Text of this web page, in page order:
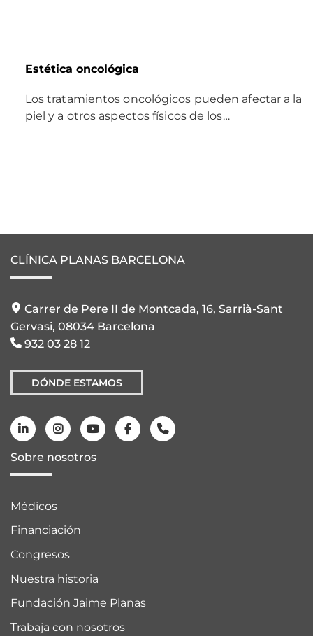
Estética oncológica
Los tratamientos oncológicos pueden afectar a la
piel y a otros aspectos físicos de los…
CLÍNICA PLANAS BARCELONA
Carrer de Pere II de Montcada, 16, Sarrià-Sant
Gervasi, 08034 Barcelona
932 03 28 12
DÓNDE ESTAMOS
Sobre nosotros
Médicos
Financiación
Congresos
Nuestra historia
Fundación Jaime Planas
Trabaja con nosotros